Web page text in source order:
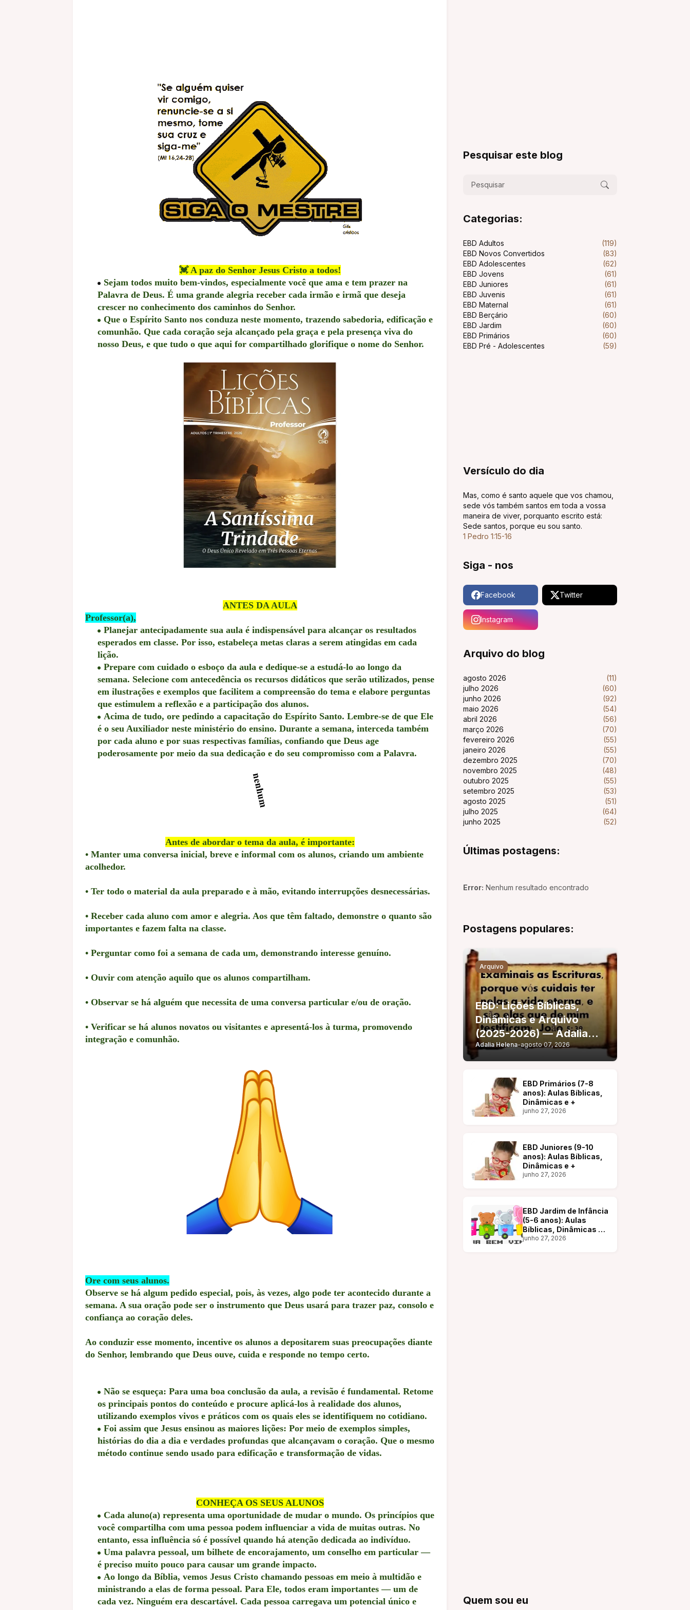
💓 A paz do Senhor Jesus Cristo a todos!
Sejam todos muito bem-vindos, especialmente você que ama e tem prazer na
Palavra de Deus. É uma grande alegria receber cada irmão e irmã que deseja
crescer no conhecimento dos caminhos do Senhor.
Que o Espírito Santo nos conduza neste momento, trazendo sabedoria, edificação e
comunhão. Que cada coração seja alcançado pela graça e pela presença viva do
nosso Deus, e que tudo o que aqui for compartilhado glorifique o nome do Senhor.
ANTES DA AULA
Professor(a),
Planejar antecipadamente sua aula é indispensável para alcançar os resultados
esperados em classe. Por isso, estabeleça metas claras a serem atingidas em cada
lição.
Prepare com cuidado o esboço da aula e dedique-se a estudá-lo ao longo da
semana. Selecione com antecedência os recursos didáticos que serão utilizados, pense
em ilustrações e exemplos que facilitem a compreensão do tema e elabore perguntas
que estimulem a reflexão e a participação dos alunos.
Acima de tudo, ore pedindo a capacitação do Espírito Santo. Lembre-se de que Ele
é o seu Auxiliador neste ministério do ensino. Durante a semana, interceda também
por cada aluno e por suas respectivas famílias, confiando que Deus age
poderosamente por meio da sua dedicação e do seu compromisso com a Palavra.
Antes de abordar o tema da aula, é importante:
• Manter uma conversa inicial, breve e informal com os alunos, criando um ambiente
acolhedor.
• Ter todo o material da aula preparado e à mão, evitando interrupções desnecessárias.
• Receber cada aluno com amor e alegria. Aos que têm faltado, demonstre o quanto são
importantes e fazem falta na classe.
• Perguntar como foi a semana de cada um, demonstrando interesse genuíno.
• Ouvir com atenção aquilo que os alunos compartilham.
• Observar se há alguém que necessita de uma conversa particular e/ou de oração.
• Verificar se há alunos novatos ou visitantes e apresentá-los à turma, promovendo
integração e comunhão.
Ore com seus alunos.
Observe se há algum pedido especial, pois, às vezes, algo pode ter acontecido durante a
semana. A sua oração pode ser o instrumento que Deus usará para trazer paz, consolo e
confiança ao coração deles.
Ao conduzir esse momento, incentive os alunos a depositarem suas preocupações diante
do Senhor, lembrando que Deus ouve, cuida e responde no tempo certo.
Não se esqueça: Para uma boa conclusão da aula, a revisão é fundamental. Retome
os principais pontos do conteúdo e procure aplicá-los à realidade dos alunos,
utilizando exemplos vivos e práticos com os quais eles se identifiquem no cotidiano.
Foi assim que Jesus ensinou as maiores lições: Por meio de exemplos simples,
histórias do dia a dia e verdades profundas que alcançavam o coração. Que o mesmo
método continue sendo usado para edificação e transformação de vidas.
CONHEÇA OS SEUS ALUNOS
Cada aluno(a) representa uma oportunidade de mudar o mundo. Os princípios que
você compartilha com uma pessoa podem influenciar a vida de muitas outras. No
entanto, essa influência só é possível quando há atenção dedicada ao indivíduo.
Uma palavra pessoal, um bilhete de encorajamento, um conselho em particular —
é preciso muito pouco para causar um grande impacto.
Ao longo da Bíblia, vemos Jesus Cristo chamando pessoas em meio à multidão e
ministrando a elas de forma pessoal. Para Ele, todos eram importantes — um de
cada vez. Ninguém era descartável. Cada pessoa carregava um potencial único e
Pesquisar este blog
Categorias:
EBD Adultos
(119)
EBD Novos Convertidos
(83)
EBD Adolescentes
(62)
EBD Jovens
(61)
EBD Juniores
(61)
EBD Juvenis
(61)
EBD Maternal
(61)
EBD Berçário
(60)
EBD Jardim
(60)
EBD Primários
(60)
EBD Pré - Adolescentes
(59)
Versículo do dia
Mas, como é santo aquele que vos chamou,
sede vós também santos em toda a vossa
maneira de viver, porquanto escrito está:
Sede santos, porque eu sou santo.
1 Pedro 1:15-16
Siga - nos
Facebook Twitter
Instagram
Arquivo do blog
agosto 2026
(11)
julho 2026
(60)
junho 2026
(92)
maio 2026
(54)
abril 2026
(56)
março 2026
(70)
fevereiro 2026
(55)
janeiro 2026
(55)
dezembro 2025
(70)
novembro 2025
(48)
outubro 2025
(55)
setembro 2025
(53)
agosto 2025
(51)
julho 2025
(64)
junho 2025
(52)
Últimas postagens:
Error: Nenhum resultado encontrado
Postagens populares:
Arquivo
EBD: Lições Bíblicas,
Dinâmicas e Arquivo
(2025-2026) — Adalia
Helena
Adalia Helena-agosto 07, 2026
EBD Primários (7-8
anos): Aulas Bíblicas,
Dinâmicas e +
junho 27, 2026
EBD Juniores (9-10
anos): Aulas Bíblicas,
Dinâmicas e +
junho 27, 2026
EBD Jardim de Infância
(5-6 anos): Aulas
Bíblicas, Dinâmicas e
+
junho 27, 2026
Quem sou eu